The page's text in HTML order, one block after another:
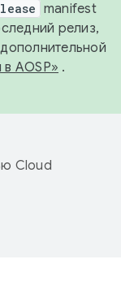
manifest
релиз,
AOSP» .
Cloud